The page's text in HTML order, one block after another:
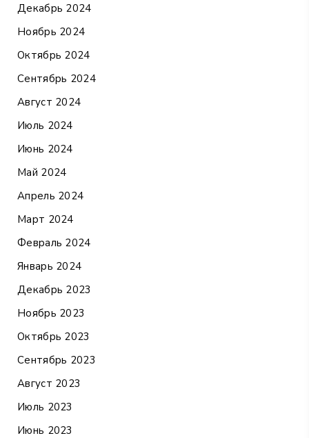
Декабрь 2024
Ноябрь 2024
Октябрь 2024
Сентябрь 2024
Август 2024
Июль 2024
Июнь 2024
Май 2024
Апрель 2024
Март 2024
Февраль 2024
Январь 2024
Декабрь 2023
Ноябрь 2023
Октябрь 2023
Сентябрь 2023
Август 2023
Июль 2023
Июнь 2023